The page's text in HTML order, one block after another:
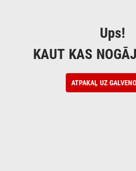
Ups!
KAUT KAS
ATPAKAĻ UZ